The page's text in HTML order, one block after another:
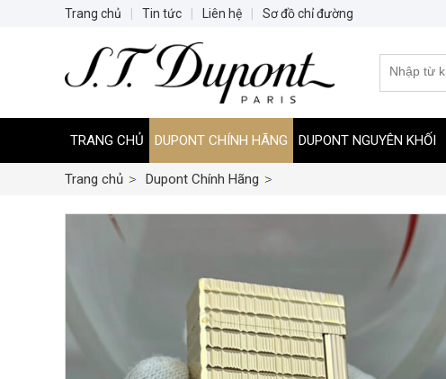
TRANG CHỦ DUPONT CHÍNH HÃNG DUPONT NGUYÊN KHỐI
Trang chủ Dupont Chính Hãng
Trang chủ Tin tức Liên hệ Sơ đồ chỉ đường